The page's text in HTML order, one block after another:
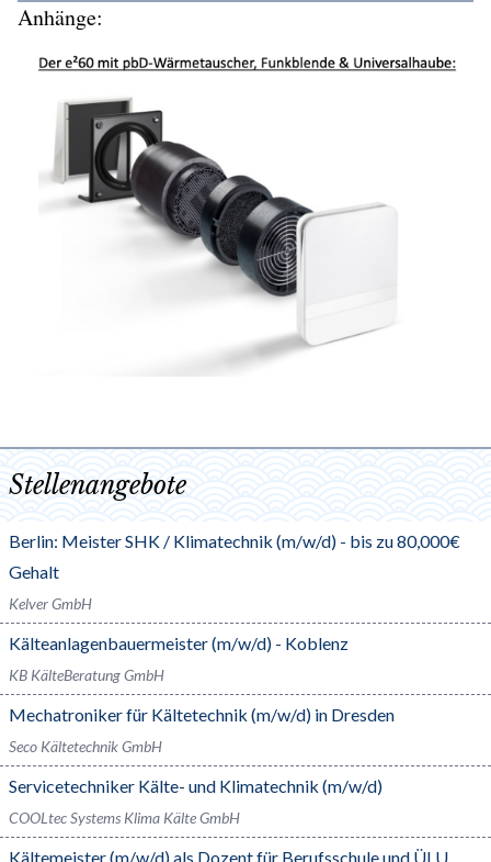
Anhänge:
Stellenangebote
Berlin: Meister SHK / Klimatechnik (m/w/d) - bis zu 80,000€
Gehalt
Kelver GmbH
Kälteanlagenbauermeister (m/w/d) - Koblenz
KB KälteBeratung GmbH
Mechatroniker für Kältetechnik (m/w/d) in Dresden
Seco Kältetechnik GmbH
Servicetechniker Kälte- und Klimatechnik (m/w/d)
COOLtec Systems Klima Kälte GmbH
Kältemeister (m/w/d) als Dozent für Berufsschule und ÜLU